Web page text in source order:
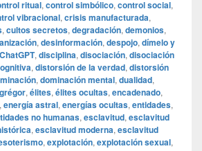
ritual, control simbólico, control social,
vibracional, crisis manufacturada,
, cultos secretos, degradación, demonios,
, desinformación, despojo, dímelo y
, disciplina, disociación, disociación
, distorsión de la verdad, distorsión
, dominación mental, dualidad,
, élites, élites ocultas, encadenado,
, energía astral, energías ocultas, entidades,
no humanas, esclavitud, esclavitud
, esclavitud moderna, esclavitud
, explotación, explotación sexual,